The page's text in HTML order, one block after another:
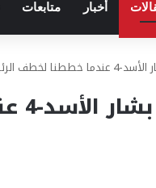
أخبار متابعات
لخطف الرئيس!
خططنا لخطف الرئيس!